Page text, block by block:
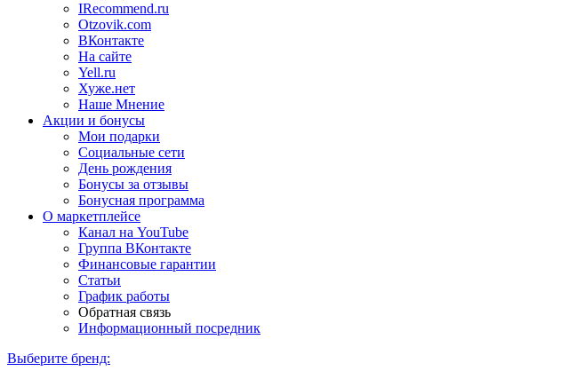
IRecommend.ru
Otzovik.com
ВКонтакте
На сайте
Yell.ru
Хуже.нет
Наше Мнение
Акции и бонусы
Мои подарки
Социальные сети
День рождения
Бонусы за отзывы
Бонусная программа
О маркетплейсе
Канал на YouTube
Группа ВКонтакте
Финансовые гарантии
Статьи
График работы
Обратная связь
Информационный посредник
Выберите бренд: